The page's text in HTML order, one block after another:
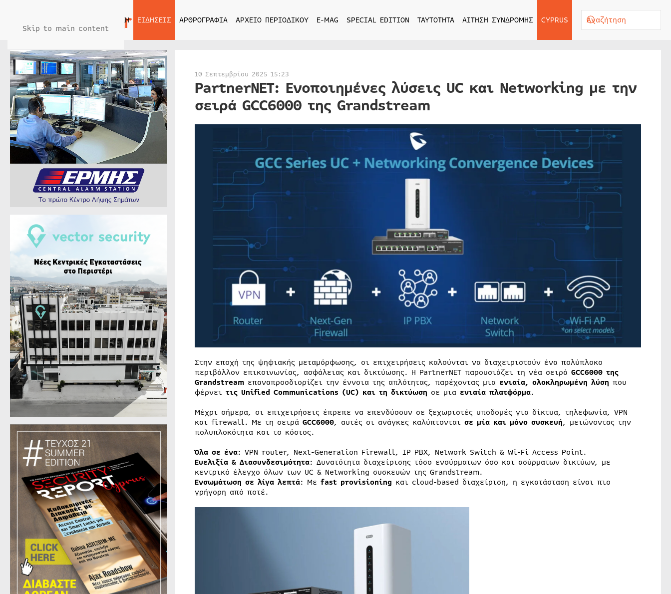
Skip to main content
ΑΡΧΙΚΗ ΕΙΔΗΣΕΙΣ ΑΡΘΡΟΓΡΑΦΙΑ ΑΡΧΕΙΟ ΠΕΡΙΟΔΙΚΟΥ E-MAG SPECIAL EDITION ΤΑΥΤΟΤΗΤΑ ΑΙΤΗΣΗ ΣΥΝΔΡΟΜΗΣ CYPRUS
10 Σεπτεμβρίου 2025 15:23
PartnerNET: Ενοποιημένες λύσεις UC και Networking με την
σειρά GCC6000 της Grandstream
Στην εποχή της ψηφιακής μεταμόρφωσης, οι επιχειρήσεις καλούνται να διαχειριστούν ένα πολύπλοκο
περιβάλλον επικοινωνίας, ασφάλειας και δικτύωσης. Η PartnerNET παρουσιάζει τη νέα σειρά GCC6000 της
Grandstreamεπαναπροσδιορίζει την έννοια της απλότητας, παρέχοντας μια ενιαία, ολοκληρωμένη λύση που
φέρνει τις Unified Communications (UC) και τη δικτύωση σε μια ενιαία πλατφόρμα.
Μέχρι σήμερα, οι επιχειρήσεις έπρεπε να επενδύσουν σε ξεχωριστές υποδομές για δίκτυα, τηλεφωνία, VPN
και firewall. Με τη σειρά GCC6000, αυτές οι ανάγκες καλύπτονται σε μία και μόνο συσκευή, μειώνοντας την
πολυπλοκότητα και το κόστος.
Όλασε ένα: VPN router, Next-Generation Firewall, IP PBX, Network Switch & Wi-Fi Access Point.
Ευελιξία & Διασυνδεσιμότητα: Δυνατότητα διαχείρισης τόσο ενσύρματων όσο και ασύρματων δικτύων, με
κεντρικό έλεγχο όλων των UC & Networking συσκευών της Grandstream.
Ενσωμάτωση σε λίγα λεπτά: Με fast provisioning και cloud-based διαχείριση, η εγκατάσταση είναι πιο
γρήγορη από ποτέ.